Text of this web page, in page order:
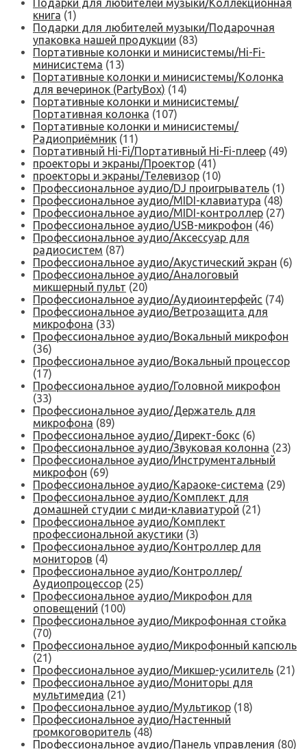
Подарки для любителей музыки/Коллекционная
книга (1)
Подарки для любителей музыки/Подарочная
упаковка нашей продукции (83)
Портативные колонки и минисистемы/Hi-Fi-
минисистема (13)
Портативные колонки и минисистемы/Колонка
для вечеринок (PartyBox) (14)
Портативные колонки и минисистемы/
Портативная колонка (107)
Портативные колонки и минисистемы/
Радиоприёмник (11)
Портативный Hi-Fi/Портативный Hi-Fi-плеер (49)
проекторы и экраны/Проектор (41)
проекторы и экраны/Телевизор (10)
Профессиональное аудио/DJ проигрыватель (1)
Профессиональное аудио/MIDI-клавиатура (48)
Профессиональное аудио/MIDI-контроллер (27)
Профессиональное аудио/USB-микрофон (46)
Профессиональное аудио/Аксессуар для
радиосистем (87)
Профессиональное аудио/Акустический экран (6)
Профессиональное аудио/Аналоговый
микшерный пульт (20)
Профессиональное аудио/Аудиоинтерфейс (74)
Профессиональное аудио/Ветрозащита для
микрофона (33)
Профессиональное аудио/Вокальный микрофон
(36)
Профессиональное аудио/Вокальный процессор
(17)
Профессиональное аудио/Головной микрофон
(33)
Профессиональное аудио/Держатель для
микрофона (89)
Профессиональное аудио/Директ-бокс (6)
Профессиональное аудио/Звуковая колонна (23)
Профессиональное аудио/Инструментальный
микрофон (69)
Профессиональное аудио/Караоке-система (29)
Профессиональное аудио/Комплект для
домашней студии с миди-клавиатурой (21)
Профессиональное аудио/Комплект
профессиональной акустики (3)
Профессиональное аудио/Контроллер для
мониторов (4)
Профессиональное аудио/Контроллер/
Аудиопроцессор (25)
Профессиональное аудио/Микрофон для
оповещений (100)
Профессиональное аудио/Микрофонная стойка
(70)
Профессиональное аудио/Микрофонный капсюль
(21)
Профессиональное аудио/Микшер-усилитель (21)
Профессиональное аудио/Мониторы для
мультимедиа (21)
Профессиональное аудио/Мультикор (18)
Профессиональное аудио/Настенный
громкоговоритель (48)
Профессиональное аудио/Панель управления (80)